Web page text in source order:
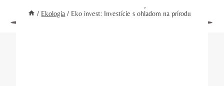
/ Ekologia / Eko invest: Investície s ohľadom na prírodu